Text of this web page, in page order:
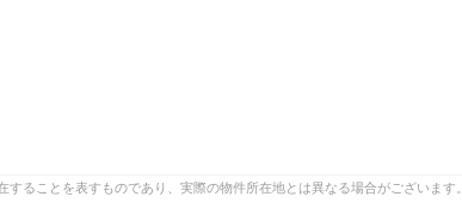
ることを表すものであり、実際の物件所在地とは異なる場合がございます。